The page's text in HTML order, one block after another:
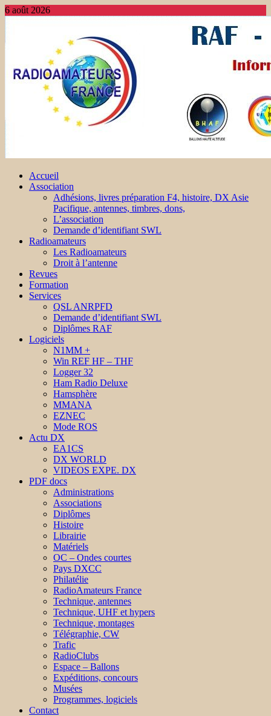
6 août 2026
Accueil
Association
Adhésions, livres préparation F4, histoire, DX Asie
Pacifique, antennes, timbres, dons,
L’association
Demande d’identifiant SWL
Radioamateurs
Les Radioamateurs
Droit à l’antenne
Revues
Formation
Services
QSL ANRPFD
Demande d’identifiant SWL
Diplômes RAF
Logiciels
N1MM +
Win REF HF – THF
Logger 32
Ham Radio Deluxe
Hamsphère
MMANA
EZNEC
Mode ROS
Actu DX
EA1CS
DX WORLD
VIDEOS EXPE. DX
PDF docs
Administrations
Associations
Diplômes
Histoire
Librairie
Matériels
OC – Ondes courtes
Pays DXCC
Philatélie
RadioAmateurs France
Technique, antennes
Technique, UHF et hypers
Technique, montages
Télégraphie, CW
Trafic
RadioClubs
Espace – Ballons
Expéditions, concours
Musées
Programmes, logiciels
Contact